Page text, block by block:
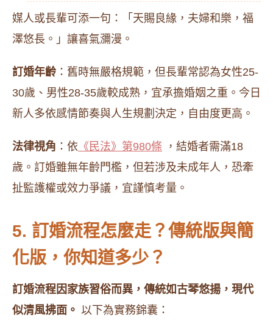
媒人或長輩可添一句：「天賜良緣，夫婦和樂，福
澤悠長。」讓喜氣瀰漫。
訂婚年齡 ：舊時無嚴格規範，但長輩常認為女性25-
30歲、男性28-35歲較成熟，宜承擔婚姻之重。今日
新人多依感情節奏與人生規劃決定，自由度更高。
法律視角 ：依 《民法》第980條 ，結婚者需滿18
歲。訂婚雖無年齡門檻，但若涉及未成年人，恐牽
扯監護權或效力爭議，宜謹慎考量。
5. 訂婚流程怎麼走？傳統版與簡
化版，你知道多少？
訂婚流程因家族習俗而異，傳統如古琴悠揚，現代
似清風拂面。 以下為實務錦囊：